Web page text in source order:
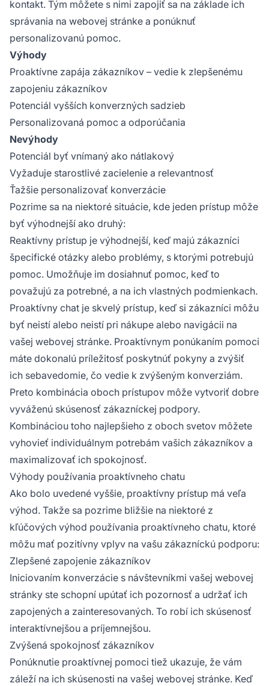
kontakt. Tým môžete s nimi zapojiť sa na základe ich
správania na webovej stránke a ponúknuť
personalizovanú pomoc.
Výhody
Proaktívne zapája zákazníkov – vedie k zlepšenému
zapojeniu zákazníkov
Potenciál vyšších konverzných sadzieb
Personalizovaná pomoc a odporúčania
Nevýhody
Potenciál byť vnímaný ako nátlakový
Vyžaduje starostlivé zacielenie a relevantnosť
Ťažšie personalizovať konverzácie
Pozrime sa na niektoré situácie, kde jeden prístup môže
byť výhodnejší ako druhý:
Reaktívny prístup je výhodnejší, keď majú zákazníci
špecifické otázky alebo problémy, s ktorými potrebujú
pomoc. Umožňuje im dosiahnuť pomoc, keď to
považujú za potrebné, a na ich vlastných podmienkach.
Proaktívny chat je skvelý prístup, keď si zákazníci môžu
byť neistí alebo neistí pri nákupe alebo navigácii na
vašej webovej stránke. Proaktívnym ponúkaním pomoci
máte dokonalú príležitosť poskytnúť pokyny a zvýšiť
ich sebavedomie, čo vedie k zvýšeným konverziám.
Preto kombinácia oboch prístupov môže vytvoriť dobre
vyváženú skúsenosť zákazníckej podpory.
Kombináciou toho najlepšieho z oboch svetov môžete
vyhovieť individuálnym potrebám vašich zákazníkov a
maximalizovať ich spokojnosť.
Výhody používania proaktívneho chatu
Ako bolo uvedené vyššie, proaktívny prístup má veľa
výhod. Takže sa pozrime bližšie na niektoré z
kľúčových výhod používania proaktívneho chatu, ktoré
môžu mať pozitívny vplyv na vašu zákazníckú podporu:
Zlepšené zapojenie zákazníkov
Iniciovaním konverzácie s návštevníkmi vašej webovej
stránky ste schopní upútať ich pozornosť a udržať ich
zapojených a zainteresovaných. To robí ich skúsenosť
interaktívnejšou a príjemnejšou.
Zvýšená spokojnosť zákazníkov
Ponúknutie proaktívnej pomoci tiež ukazuje, že vám
záleží na ich skúsenosti na vašej webovej stránke. Keď